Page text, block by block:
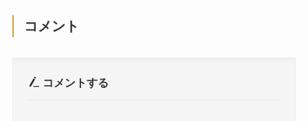
コメント
コメントする